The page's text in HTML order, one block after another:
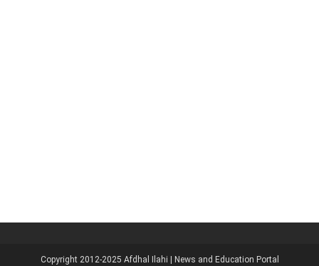
Copyright 2012-2025 Afdhal Ilahi | News and Education Portal